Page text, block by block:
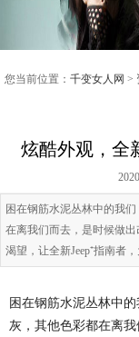
您当前位置： 千变女人网 >
炫酷外观，全
困在钢筋水泥丛林中的我
在离我们而去，是时候做
渴望，让全新Jeep⁺指南者
困在钢筋水泥丛林中
灰，其他色彩都在离